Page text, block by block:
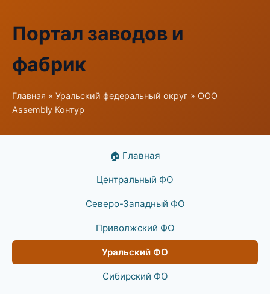
Портал заводов и
фабрик
Главная » Уральский федеральный округ » ООО
Assembly Контур
🏠 Главная
Центральный ФО
Северо-Западный ФО
Приволжский ФО
Уральский ФО
Сибирский ФО